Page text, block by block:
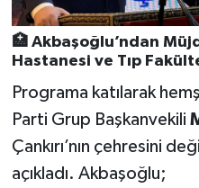
🏥 Akbaşoğlu’ndan
Hastanesi ve Tıp
Programa katılarak
Parti Grup Başkanvekili
Çankırı’nın çehresini
açıkladı. Akbaşoğlu;